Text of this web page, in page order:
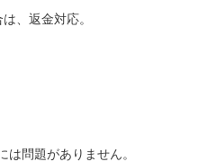
、返金対応。
問題がありません。